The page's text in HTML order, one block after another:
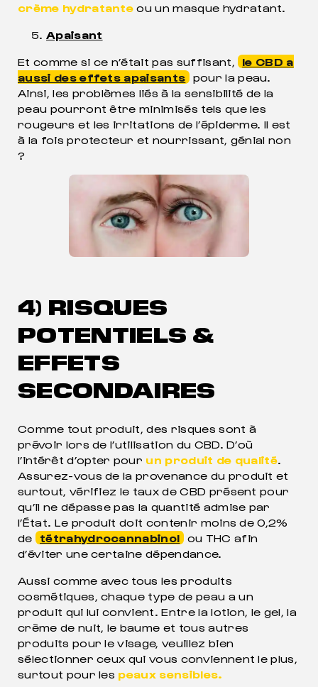
crème hydratante ou un masque hydratant.
Apaisant
Et comme si ce n’était pas suffisant, le CBD a
aussi des effets apaisants pour la peau.
Ainsi, les problèmes liés à la sensibilité de la
peau pourront être minimisés tels que les
rougeurs et les irritations de l’épiderme. Il est
à la fois protecteur et nourrissant, génial non
?
4) RISQUES
POTENTIELS &
EFFETS
SECONDAIRES
Comme tout produit, des risques sont à
prévoir lors de l’utilisation du CBD. D’où
l’intérêt d’opter pour un produit de qualité.
Assurez-vous de la provenance du produit et
surtout, vérifiez le taux de CBD présent pour
qu’il ne dépasse pas la quantité admise par
l’État. Le produit doit contenir moins de 0,2%
de
tétrahydrocannabinol ou THC afin
d’éviter une certaine dépendance.
Aussi comme avec tous les produits
cosmétiques, chaque type de peau a un
produit qui lui convient. Entre la lotion, le gel, la
crème de nuit, le baume et tous autres
produits pour le visage, veuillez bien
sélectionner ceux qui vous conviennent le plus,
surtout pour les peaux sensibles.